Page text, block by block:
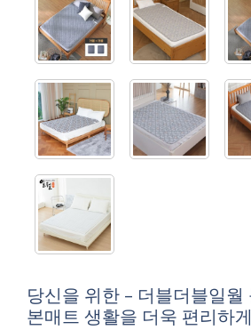
당신을 위한 – 더블더블일
본매트 생활을 더욱 편리하